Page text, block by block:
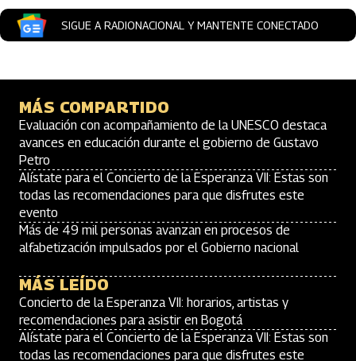
SIGUE A RADIONACIONAL Y MANTENTE CONECTADO
MÁS COMPARTIDO
Evaluación con acompañamiento de la UNESCO destaca
avances en educación durante el gobierno de Gustavo
Petro
Alístate para el Concierto de la Esperanza VII: Estas son
todas las recomendaciones para que disfrutes este
evento
Más de 49 mil personas avanzan en procesos de
alfabetización impulsados por el Gobierno nacional
MÁS LEÍDO
Concierto de la Esperanza VII: horarios, artistas y
recomendaciones para asistir en Bogotá
Alístate para el Concierto de la Esperanza VII: Estas son
todas las recomendaciones para que disfrutes este